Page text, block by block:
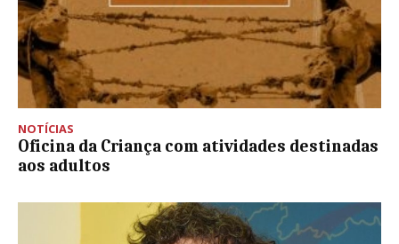
NOTÍCIAS
Oficina da Criança com atividades destinadas
aos adultos